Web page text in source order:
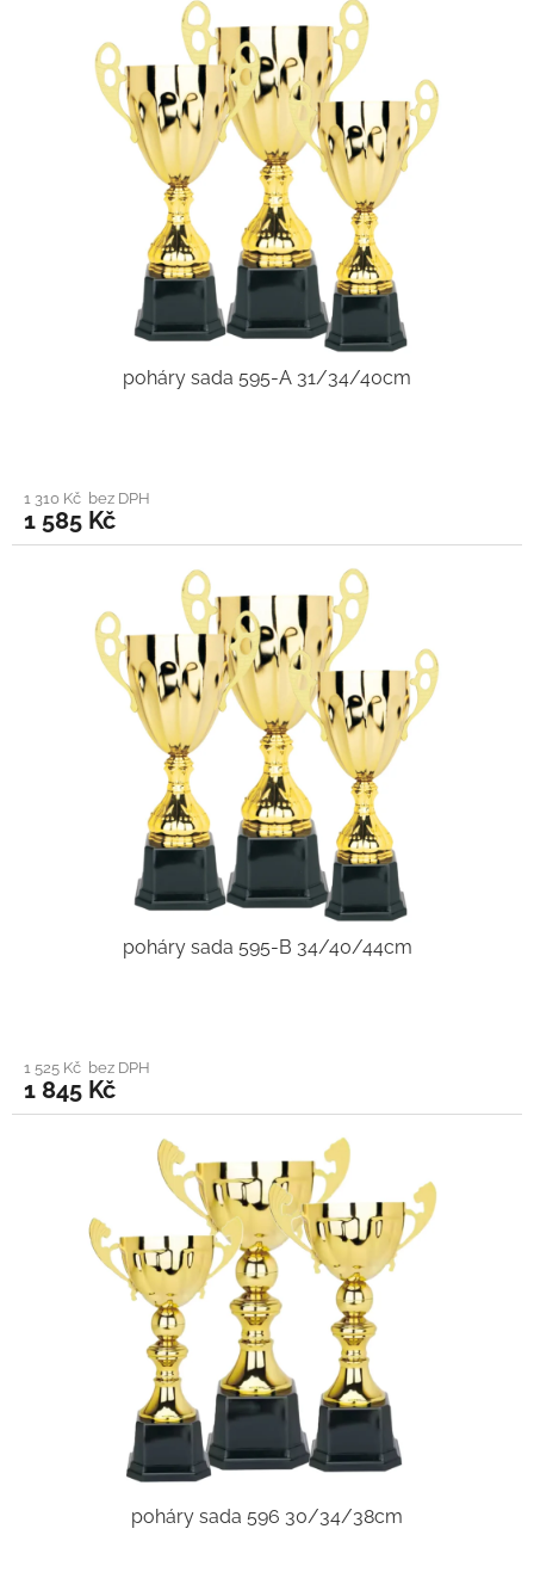
poháry sada 595-A 31/34/40cm
1 310 Kč bez DPH
1 585 Kč
poháry sada 595-B 34/40/44cm
1 525 Kč bez DPH
1 845 Kč
poháry sada 596 30/34/38cm